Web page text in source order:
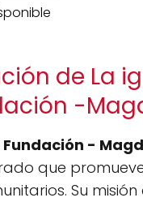
de La
-
Fundación -
que
Su